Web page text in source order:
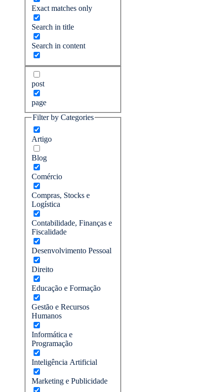
Exact matches only
Search in title
Search in content
post
page
Filter by Categories
Artigo
Blog
Comércio
Compras, Stocks e
Logística
Contabilidade, Finanças e
Fiscalidade
Desenvolvimento Pessoal
Direito
Educação e Formação
Gestão e Recursos
Humanos
Informática e
Programação
Inteligência Artificial
Marketing e Publicidade